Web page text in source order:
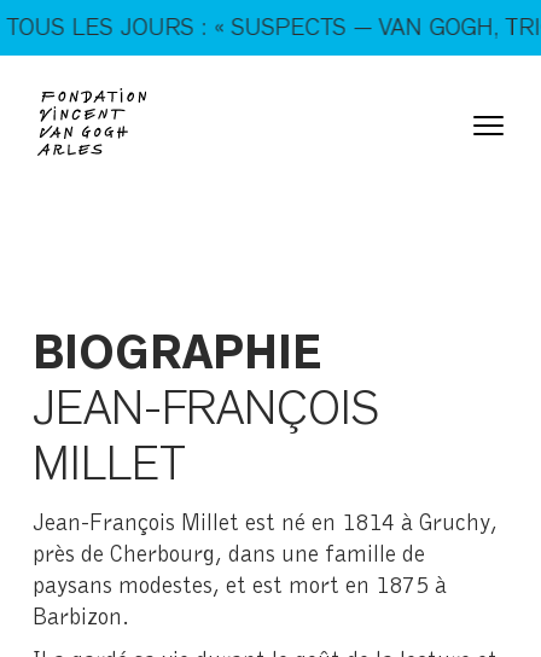
En ce moment, tous les jours : « SUSPECTS — VAN
GOGH, TRICKSTERS & CO. »
LES JOURS : « SUSPECTS — VAN GOGH,
BIOGRAPHIE
JEAN-FRANÇOIS
MILLET
Jean-François Millet est né en 1814 à Gruchy,
près de Cherbourg, dans une famille de
paysans modestes, et est mort en 1875 à
Barbizon.